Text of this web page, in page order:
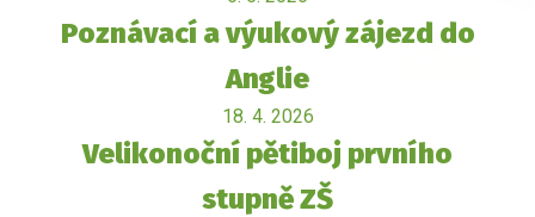
Poznávací a výukový zájezd do
Anglie
18. 4. 2026
Velikonoční pětiboj prvního
stupně ZŠ